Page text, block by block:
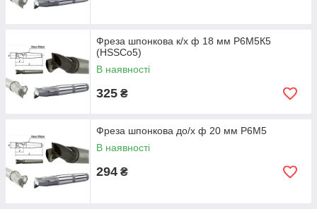
Фреза шпонкова к/х ф 18 мм Р6М5К5
(HSSCo5)
В наявності
325 ₴
Фреза шпонкова до/х ф 20 мм Р6М5
В наявності
294 ₴